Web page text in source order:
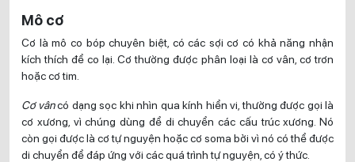
Mô cơ
Cơ là mô co bóp chuyên biệt, có các sợi cơ có khả năng nhận
kích thích để co lại. Cơ thường được phân loại là cơ vân, cơ trơn
hoặc cơ tim.
Cơ vâncó dạng sọc khi nhìn qua kính hiển vi, thường được gọi là
cơ xương, vì chúng dùng để di chuyển các cấu trúc xương. Nó
còn gọi được là cơ tự nguyện hoặc cơ soma bởi vì nó có thể được
di chuyển để đáp ứng với các quá trình tự nguyện, có ý thức.